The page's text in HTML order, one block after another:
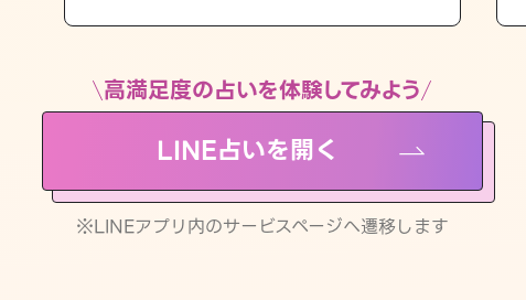
高満足度の占いを体験してみよう
LINE占いを開く
※LINEアプリ内のサービスページへ遷移します